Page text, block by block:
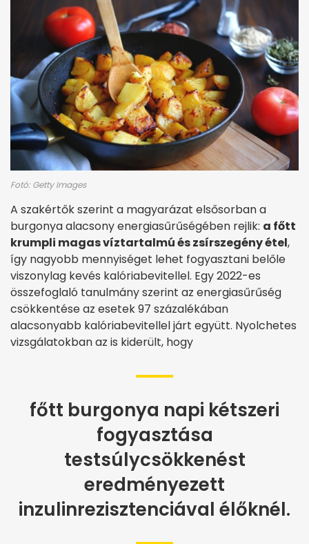
Fotó: Getty Images
A szakértők szerint a magyarázat elsősorban a
burgonya alacsony energiasűrűségében rejlik: a főtt
krumpli magas víztartalmú és zsírszegény étel,
így nagyobb mennyiséget lehet fogyasztani belőle
viszonylag kevés kalóriabevitellel. Egy 2022-es
összefoglaló tanulmány szerint az energiasűrűség
csökkentése az esetek 97 százalékában
alacsonyabb kalóriabevitellel járt együtt. Nyolchetes
vizsgálatokban az is kiderült, hogy
főtt burgonya napi kétszeri
fogyasztása
testsúlycsökkenést
eredményezett
inzulinrezisztenciával élőknél.